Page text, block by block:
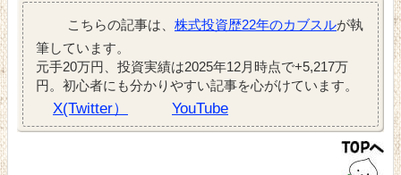
こちらの記事は、 株式投資歴22年のカブスルが執
筆しています。
元手20万円、投資実績は2025年12月時点で+5,217万
円。初心者にも分かりやすい記事を心がけています。
X(Twitter） YouTube